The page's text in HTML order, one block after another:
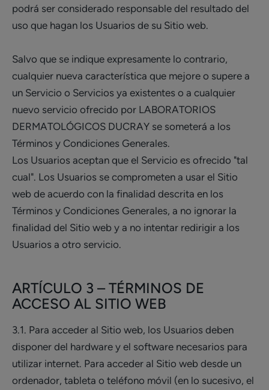
podrá ser considerado responsable del resultado del
uso que hagan los Usuarios de su Sitio web.
Salvo que se indique expresamente lo contrario,
cualquier nueva característica que mejore o supere a
un Servicio o Servicios ya existentes o a cualquier
nuevo servicio ofrecido por LABORATORIOS
DERMATOLÓGICOS DUCRAY se someterá a los
Términos y Condiciones Generales.
Los Usuarios aceptan que el Servicio es ofrecido "tal
cual". Los Usuarios se comprometen a usar el Sitio
web de acuerdo con la finalidad descrita en los
Términos y Condiciones Generales, a no ignorar la
finalidad del Sitio web y a no intentar redirigir a los
Usuarios a otro servicio.
ARTÍCULO 3 – TÉRMINOS DE
ACCESO AL SITIO WEB
3.1. Para acceder al Sitio web, los Usuarios deben
disponer del hardware y el software necesarios para
utilizar internet. Para acceder al Sitio web desde un
ordenador, tableta o teléfono móvil (en lo sucesivo, el